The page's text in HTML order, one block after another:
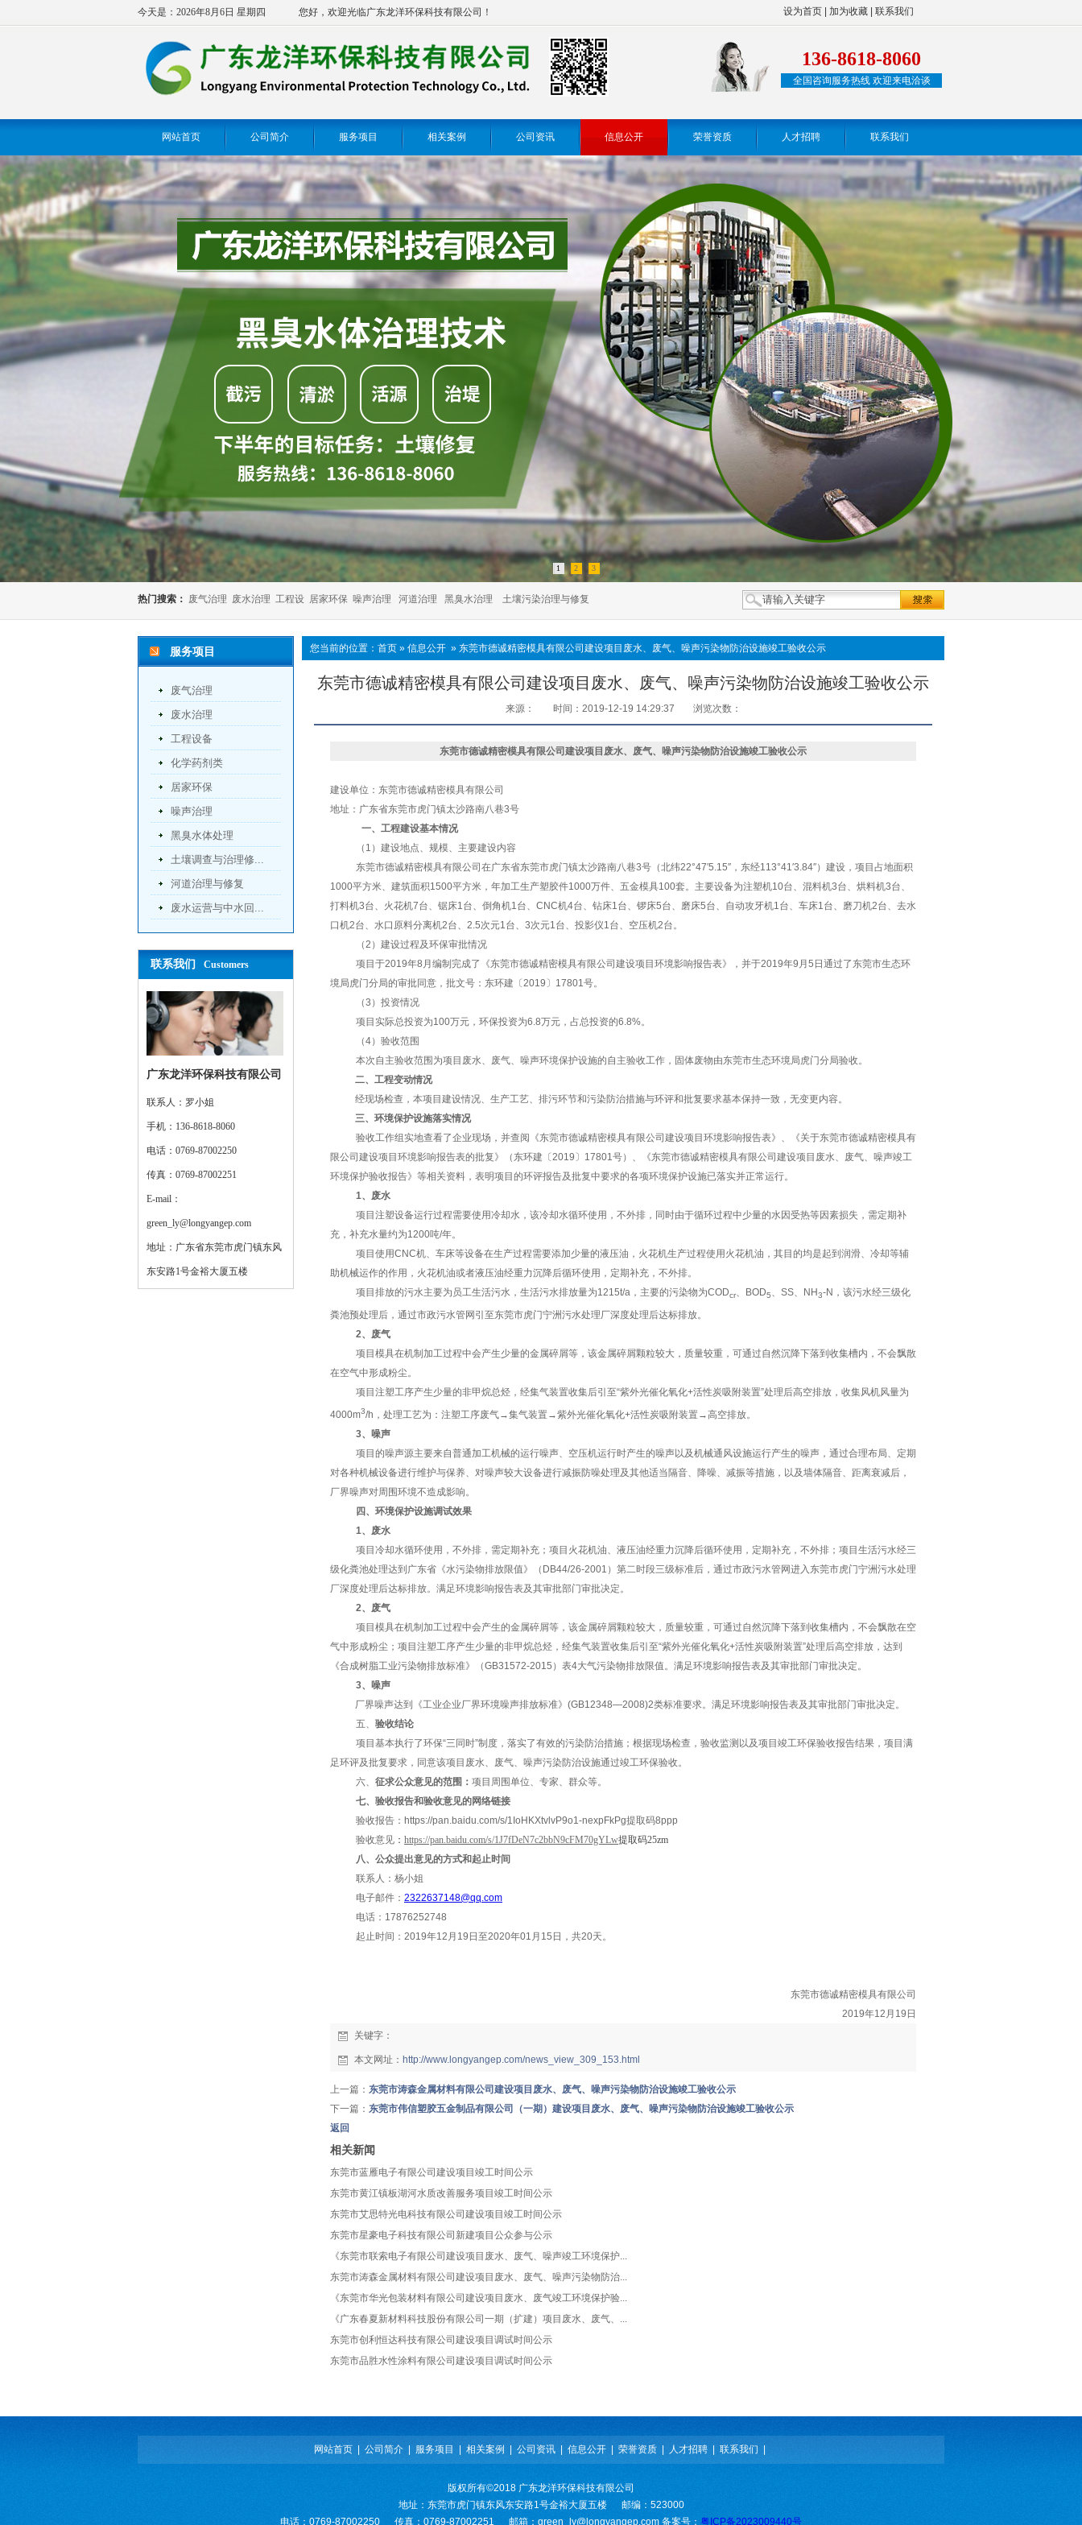
今天是：2026年8月6日 星期四 您好，欢迎光临广东龙洋环保科技有限公司！ 设为首页 加为收藏 联系我们
136-8618-8060
全国咨询服务热线 欢迎来电洽谈
网站首页 公司简介 服务项目 相关案例 公司资讯 信息公开 荣誉资质 人才招聘 联系我们
1 2 3
热门搜索： 废气治理 废水治理 工程设 居家环保 噪声治理 河道治理 黑臭水治理 土壤污染治理与修复
服务项目
废气治理
废水治理
工程设备
化学药剂类
居家环保
噪声治理
黑臭水体处理
土壤调查与治理修...
河道治理与修复
废水运营与中水回...
联系我们 Customers
广东龙洋环保科技有限公司
联系人：罗小姐
手机：136-8618-8060
电话：0769-87002250
传真：0769-87002251
E-mail：
green_ly@longyangep.com
地址：广东省东莞市虎门镇东风
东安路1号金裕大厦五楼
您当前的位置： 首页 » 信息公开 » 东莞市德诚精密模具有限公司建设项目废水、废气、噪声污染物防治设施竣工验收公示
东莞市德诚精密模具有限公司建设项目废水、废气、噪声污染物防治设施竣工验收公示
来源： 时间：2019-12-19 14:29:37 浏览次数：
东莞市德诚精密模具有限公司 建设项目废水、废气、噪声污染物防治设施竣工验收公示
建设单位： 东莞市德诚精密模具有限公司
地址： 广东省东莞市虎门镇太沙路南八巷3号
一、工程建设基本情况
（ 1 ）建设地点、规模、主要建设内容
东莞市德诚精密模具有限公司 在广东省东莞市虎门镇太沙路南八巷3号 （北纬22°47′5.15″ ，东经113°41′3.84″）建设，项目占地面积
1000平方米、建筑面积1500平方米， 年加工生产塑胶件1000万件、五金模具100套。主要设备为注塑机10台、 混料机3台、 烘料机3台、
打料机3台、火花机7台、锯床1台、倒角机1台、 CNC机4台、钻床1台、锣床5台、磨床5台、自动攻牙机1台、车床1台、磨刀机2台、去水
口机2台、水口原料分离机2台、 2.5次元1台、 3次元1台、投影仪1台、空压机2台。
（2 ）建设过程及环保审批情况
项目于2019年8 月编制完成了《东莞市德诚精密模具有限公司 建设项目环境影响报告表》，并于2019年9 月 5 日 通过了 东莞市生态环
境局虎门分局的审批同意，批文号： 东环建〔2019 〕 17801号。
（3 ）投资情况
项目实际总投资为100万元，环保投资为6.8万元，占总投资的6.8%。
（4）验收范围
本次自主验收范围为项目废水、废气、噪声环境保护设施的自主验收工作， 固体废物由东莞市生态环境局虎门分局验收。
二、工程变动情况
经现场检查，本项目建设情况、生产工艺、排污环节和污染防治措施与环评和批复要求基本保持一致，无变更内容。
三、环境保护设施落实情况
验收工作组实地查看了企业现场，并查阅《东莞市德诚精密模具有限公司 建设项目环境影响报告表》、《关于东莞市德诚精密模具有
限公司 建设项目环境影响报告表的批复》（ 东环建〔2019 〕 17801号）、《东莞市德诚精密模具有限公司建设项目废水、废气、噪声竣工
环境保护验收报告》等相关资料，表明项目的环评报告及批复中要求的各项环境保护设施已落实并正常运行。
1、废水
项目注塑设备运行过程需要使用冷却水，该冷却水循环使用，不外排， 同时由于循环过程中少量的水因受热等因素损失，需定期补
充，补充水量约为1200吨/年。
项目使用CNC机、车床等设备在生产过程需要添加少量的液压油， 火花机生产过程使用火花机油，其目的均是起到 润滑、冷却等辅
助机械运作的作用 ， 火花机油或者液压油经重力沉降后循环使用， 定期补充， 不外排。
项目排放的污水主要为员工生活污水，生活污水排放量为1215t/a ， 主要的污染物为CODcr、 BOD5、 SS、 NH3-N ， 该污水经三级化
粪池预处理后 ， 通过市政污水管网 引至东莞市虎门宁洲污水处理厂深度处理后达标排放。
2、废气
项目模具在机制加工过程中会产生少量的金属碎屑等 ， 该金属碎屑颗粒较大，质量较重，可通过自然沉降下落到收集槽内，不会飘散
在空气中形成粉尘。
项目注塑工序产生少量的非甲烷总烃， 经集气装置收集后引至“紫外光催化氧化+活性炭吸附装置”处理后高空排放 ，收集风机风量为
4000m3/h ， 处理工艺为： 注塑工序废气→集气装置→紫外光催化氧化+活性炭吸附装置→高空排放。
3、噪声
项目的噪声源主要来自普通加工机械的运行噪声、空压机运行时产生的噪声以及机械通风设施运行产生的噪声 ，通过合理布局、定期
对各种机械设备进行维护与保养、对噪声较大设备进行减振防噪处理及其他适当隔音、降噪、减振等措施，以及墙体隔音、距离衰减后，
厂界噪声对周围环境不造成影响。
四、环境保护设施调试效果
1、废水
项目冷却水循环使用，不外排，需定期补充；项目火花机油、液压油经重力沉降后循环使用，定期补充，不外排；项目生活污水经三
级化粪池处理达到广东省《水污染物排放限值》（ DB44/26-2001 ）第二时段三级标准后，通过市政污水管网进入东莞市虎门宁洲污水处理
厂深度处理后达标排放。满足环境影响报告表及其审批部门审批决定。
2、废气
项目模具在机制加工过程中会产生的金属碎屑等 ， 该金属碎屑颗粒较大，质量较重，可通过自然沉降下落到收集槽内，不会飘散在空
气中形成粉尘 ； 项 目注塑工序产生少量的非甲烷总烃，经集气装置收集后引至“紫外光催化氧化+活性炭吸附装置”处理后高空排放，达到
《合成树脂工业污染物排放标准》（GB31572-2015 ）表4大气污染物排放限值。 满足环境影响报告表及其审批部门审批决定。
3、噪声
厂界噪声达到《工业企业厂界环境噪声排放标准》(GB12348—2008)2类标准要求。满足环境影响报告表及其审批部门审批决定。
五、验收结论
项目基本执行了环保“三同时”制度，落实了有效的污染防治措施；根据现场检查，验收监测以及项目竣工环保验收报告结果，项目满
足环评及批复要求， 同意该项目 废水、废气、噪声污染防治设施通过竣工环保验收。
六、征求公众意见的范围：项目周围单位、专家、群众等。
七、验收报告和验收意见的网络链接
验收报告： https://pan.baidu.com/s/1IoHKXtvlvP9o1-nexpFkPg提取码8ppp
验收意见 ： https://pan.baidu.com/s/1J7fDeN7c2bbN9cFM70gYLw提取码25zm
八、公众提出意见的方式和起止时间
联系人： 杨小姐
电子邮件： 2322637148@qq.com
电话： 17876252748
起止时间： 2019年12 月 19 日至2020年01 月 15 日，共20天。
东莞市德诚精密模具有限公司
2019年12 月 19 日
关键字：
本文网址： http://www.longyangep.com/news_view_309_153.html
上一篇： 东莞市涛森金属材料有限公司建设项目废水、废气、噪声污染物防治设施竣工验收公示
下一篇： 东莞市伟信塑胶五金制品有限公司（一期）建设项目废水、废气、噪声污染物防治设施竣工验收公示
返回
相关新闻
东莞市蓝雁电子有限公司建设项目竣工时间公示
东莞市黄江镇板湖河水质改善服务项目竣工时间公示
东莞市艾思特光电科技有限公司建设项目竣工时间公示
东莞市星豪电子科技有限公司新建项目公众参与公示
《东莞市联索电子有限公司建设项目废水、废气、噪声竣工环境保护...
东莞市涛森金属材料有限公司建设项目废水、废气、噪声污染物防治...
《东莞市华光包装材料有限公司建设项目废水、废气竣工环境保护验...
《广东春夏新材料科技股份有限公司一期（扩建）项目废水、废气、...
东莞市创利恒达科技有限公司建设项目调试时间公示
东莞市品胜水性涂料有限公司建设项目调试时间公示
网站首页 公司简介 服务项目 相关案例 公司资讯 信息公开 荣誉资质 人才招聘 联系我们
版权所有©2018 广东龙洋环保科技有限公司
地址：东莞市虎门镇东风东安路1号金裕大厦五楼 邮编：523000
电话：0769-87002250 传真：0769-87002251 邮箱：green_ly@longyangep.com 备案号： 粤ICP备2023009440号